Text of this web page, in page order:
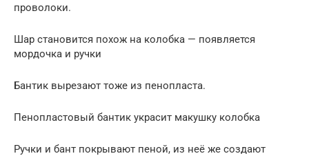
проволоки.
Шар становится похож на колобка — появляется
мордочка и ручки
Бантик вырезают тоже из пенопласта.
Пенопластовый бантик украсит макушку колобка
Ручки и бант покрывают пеной, из неё же создают